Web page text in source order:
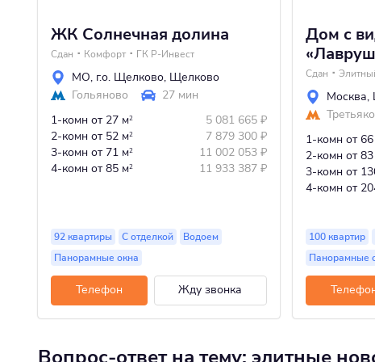
ЖК Солнечная долина
Сдан Комфорт ГК Р-Инвест
МО, г.о. Щелково, Щелково
Гольяново
27 мин
1-комн от 27 м2 5 081 665 ₽
2-комн от 52 м2 7 879 300 ₽
3-комн от 71 м2 11 002 053 ₽
4-комн от 85 м2 11 933 387 ₽
92 квартиры С отделкой
Водоем
Панорамные окна
Телефон Жду звонка
Дом с
Сдан
Москва,
1-комн от
2-комн от
3-комн от
4-комн от
100 квартир
Панорамные